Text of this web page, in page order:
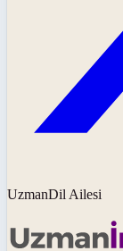
UzmanDil Ailesi